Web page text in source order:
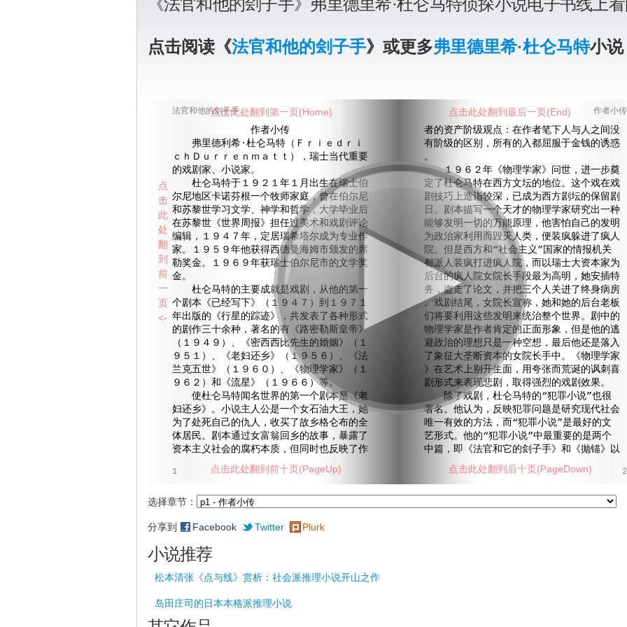
《法官和他的刽子手》弗里德里希·杜仑马特侦探小说电子书线上
点击阅读《法官和他的刽子手》或更多弗里德里希·杜仑马特小说
法官和他的刽子手 作者小传
作者小传
弗里德利希·杜仑马特（Ｆｒｉｅｄｒｉ
ｃｈＤｕｒｒｅｎｍａｔｔ），瑞士当代重要
的戏剧家、小说家。
杜仑马特于１９２１年１月出生在瑞士伯
尔尼地区卡诺芬根一个牧师家庭，曾在伯尔尼
和苏黎世学习文学、神学和哲学，大学毕业后
在苏黎世《世界周报》担任过美术和戏剧评论
编辑，１９４７年，定居瑙希塔尔成为专业作
家。１９５９年他获得西德曼海姆市颁发的席
勒奖金。１９６９年获瑞士伯尔尼市的文学奖
金。
杜仑马特的主要成就是戏剧，从他的第一
个剧本《已经写下》（１９４７）到１９７１
年出版的《行星的踪迹》，共发表了各种形式
的剧作三十余种，著名的有《路密勒斯皇帝》
（１９４９）、《密西西比先生的婚姻》（１
９５１）、《老妇还乡》（１９５６）、《法
兰克五世》（１９６０）、《物理学家》（１
９６２）和《流星》（１９６６）等。
使杜仑马特闻名世界的第一个剧本是《老
妇还乡》。小说主人公是一个女石油大王，她
为了处死自己的仇人，收买了故乡格仑布的全
体居民。剧本通过女富翁回乡的故事，暴露了
资本主义社会的腐朽本质，但同时也反映了作
者的资产阶级观点：在作者笔下人与人之间没
有阶级的区别，所有的入都屈服于金钱的诱惑
。
１９６２年《物理学家》问世，进一步奠
定了杜仑马特在西方文坛的地位。这个戏在戏
剧技巧上造诣较深，已成为西方剧坛的保留剧
日。剧本描写一个天才的物理学家研究出一种
能够发明一切的万能原理，他害怕自己的发明
为政治家利用而毁灭人类，便装疯躲进了疯人
院。但是西方和“社会主义”国家的情报机关
都派人装疯打进疯人院，而以瑞士大资本家为
后台的疯人院女院长手段最为高明，她安插特
务，盗走了论文，并把三个人关进了终身病房
。戏剧结尾，女院长宣称，她和她的后台老板
们将要利用这些发明来统治整个世界。剧中的
物理学家是作者肯定的正面形象，但是他的逃
避政治的理想只是一种空想，最后他还是落入
了象征大垄断资本的女院长手中。《物理学家
》在艺术上别开生面，用夸张而荒诞的讽刺喜
剧形式来表现悲剧，取得强烈的戏剧效果。
除了戏剧，杜仑马特的“犯罪小说”也很
著名。他认为，反映犯罪问题是研究现代社会
唯一有效的方法，而“犯罪小说”是最好的文
艺形式。他的“犯罪小说”中最重要的是两个
中篇，即《法官和它的刽子手》和《抛锚》以
1 2
选择章节：
分享到 Facebook Twitter Plurk
点击此处翻到第一页(Home) 点击此处翻到最后一页(End)
点击此处翻到前十页(PageUp) 点击此处翻到后十页(PageDown)
点
击
此
处
翻
到
前
一
页
<-
小说推荐
松本清张《点与线》赏析：社会派推理小说开山之作
岛田庄司的日本本格派推理小说